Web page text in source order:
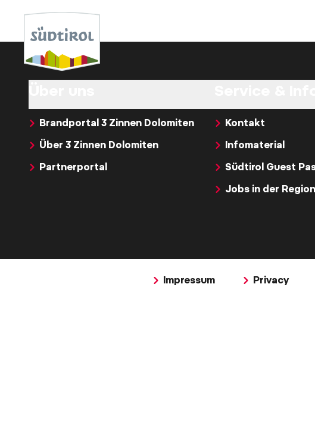
Brandportal 3 Zinnen Dolomiten
Über 3 Zinnen Dolomiten
Partnerportal
Kontakt
Infomaterial
Südtirol Guest
Jobs in der Region
Impressum Privacy